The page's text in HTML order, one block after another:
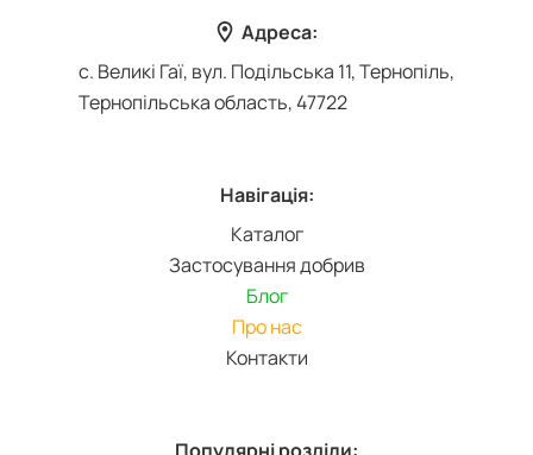
Адреса:
с. Великі Гаї, вул. Подільська 11, Тернопіль,
Тернопільська область, 47722
Навігація:
Каталог
Застосування добрив
Блог
Про нас
Контакти